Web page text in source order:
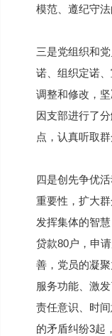
模范、遵纪守
三是党组织和
诺、组织定诺
调整和修改，
因支部进行了
点，认真听取
四是创先争优
重要性，扩大
发挥集体的智
贷款80户，申
善，党员的凝
服务功能、激
责任意识、时
的矛盾纠纷3起